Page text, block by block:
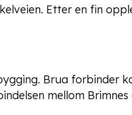
Etter en fin
Brua forbinder
mellom Brimnes